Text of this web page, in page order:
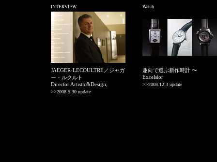
INTERVIEW
JAEGER-LECOULTRE／ジャガ
ー・ルクルト
Director Artistic&Design;
>>2008.5.30 update
Watch
趣向で選ぶ新作時計 〜
Excelsior
>>2008.12.3 update